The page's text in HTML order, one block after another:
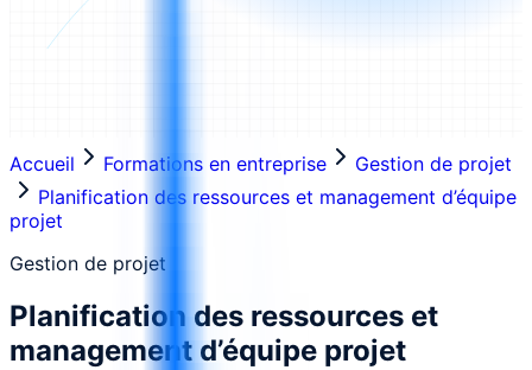
Accueil Formations en entreprise
Gestion de projet
Planification des ressources et management d’équipe
projet
Gestion de projet
Planification des ressources et
management d’équipe projet